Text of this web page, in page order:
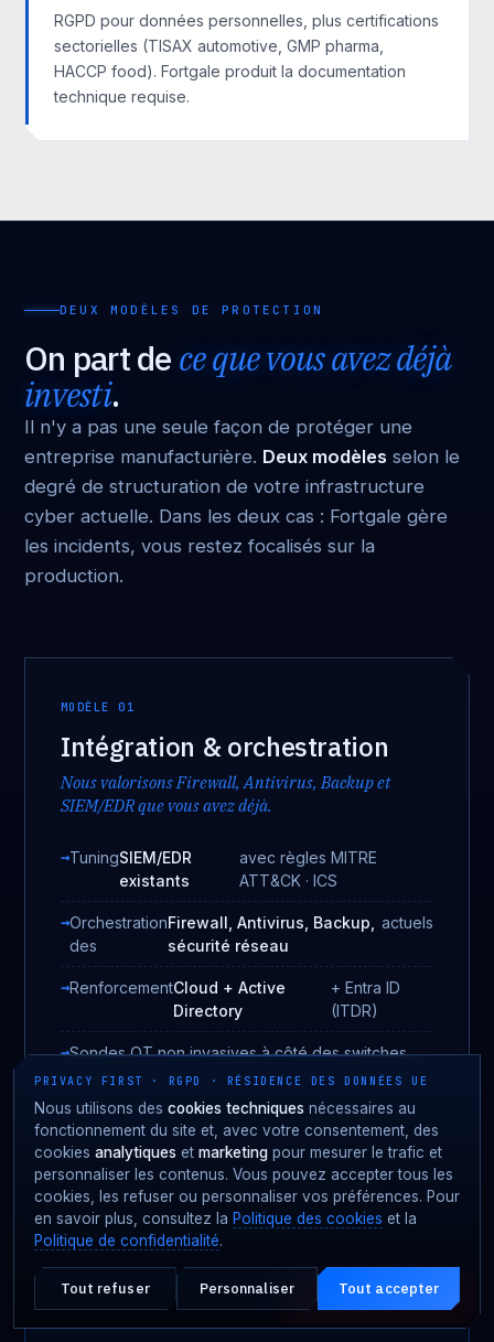
RGPD pour données personnelles, plus certifications
sectorielles (TISAX automotive, GMP pharma,
HACCP food). Fortgale produit la documentation
technique requise.
DEUX MODÈLES DE PROTECTION
On part de ce que vous avez déjà
investi.
Il n'y a pas une seule façon de protéger une
entreprise manufacturière. Deux modèles selon le
degré de structuration de votre infrastructure
cyber actuelle. Dans les deux cas : Fortgale gère
les incidents, vous restez focalisés sur la
production.
MODÈLE 01
Intégration & orchestration
Nous valorisons Firewall, Antivirus, Backup et
SIEM/EDR que vous avez déjà.
TuningSIEM/EDR
existants
avec règles MITRE
ATT&CK · ICS
Orchestration
des
Firewall, Antivirus, Backup,
sécurité réseau
actuels
RenforcementCloud + Active
Directory
+ Entra ID
(ITDR)
Sondes OT non invasives à côté des switches
industriels
Threat intelligence Fortgale via STIX/TAXII dans
votre stack
Run-books conjoints avec votre équipe IT/OT
Reporting exécutif & technique unifié
Attaque en cours ?
PRIVACY FIRST · RGPD · RÉSIDENCE DES DONNÉES UE
Nous utilisons des cookies techniques nécessaires au
fonctionnement du site et, avec votre consentement, des
cookies analytiques et marketing pour mesurer le trafic et
personnaliser les contenus. Vous pouvez accepter tous les
cookies, les refuser ou personnaliser vos préférences. Pour
en savoir plus, consultez la Politique des cookies et la
Politique de confidentialité.
Tout refuser Personnaliser Tout accepter